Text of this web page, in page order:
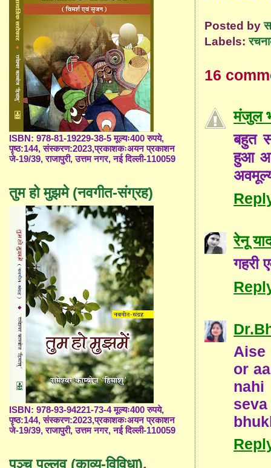
Posted by
Labels:
16
मंजुल
बहुत
हुआ
रेनू
गहरी
Aise
or
nahi
ISBN: 978-81-19229-38-5 मूल्यः400 रुपये,
पृष्ठ:144, संस्करण:2023,प्रकाशकःअयन प्रकाशन
जे-19/39, राजापुरी, उत्तम नगर, नई दिल्ली-110059
तुम हो मुझमे (नवगीत-संग्रह)
ISBN: 978-93-94221-73-4 मूल्यः400 रुपये,
पृष्ठ:144, संस्करण:2023,प्रकाशकःअयन प्रकाशन
जे-19/39, राजापुरी, उत्तम नगर, नई दिल्ली-110059
पञ्च पल्लव (काव्य-विविधा),